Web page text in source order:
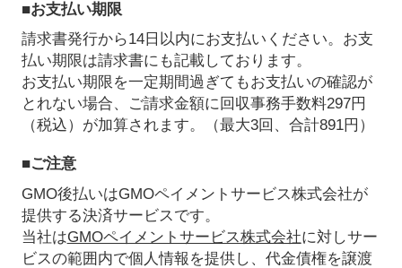
■お支払い期限
請求書発行から14日以内にお支払いください。お支
払い期限は請求書にも記載しております。
お支払い期限を一定期間過ぎてもお支払いの確認が
とれない場合、ご請求金額に回収事務手数料297円
（税込）が加算されます。（最大3回、合計891円）
■ご注意
GMO後払いはGMOペイメントサービス株式会社が
提供する決済サービスです。
当社はGMOペイメントサービス株式会社に対しサー
ビスの範囲内で個人情報を提供し、代金債権を譲渡